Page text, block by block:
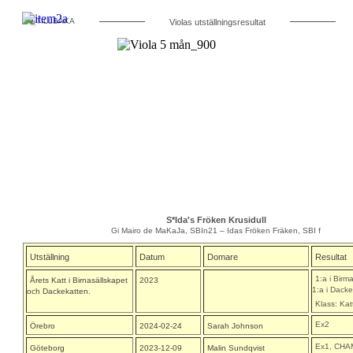
Utställning Datum Domare Resultat
Årets Katt i Birnasällskapet
och Dackekatten.
2023
1:a i
1:a i
Klass:
Örebro 2024-02-24 Sarah Johnson Ex2
Göteborg 2023-12-09 Malin Sundqvist Ex1,
Violas utställningsresultat
S*Ida's Fröken Krusidull
Gi Mairo de MaKaJa, SBIn21 – Idas Fröken Fräken, SBI f
TILLBAKA